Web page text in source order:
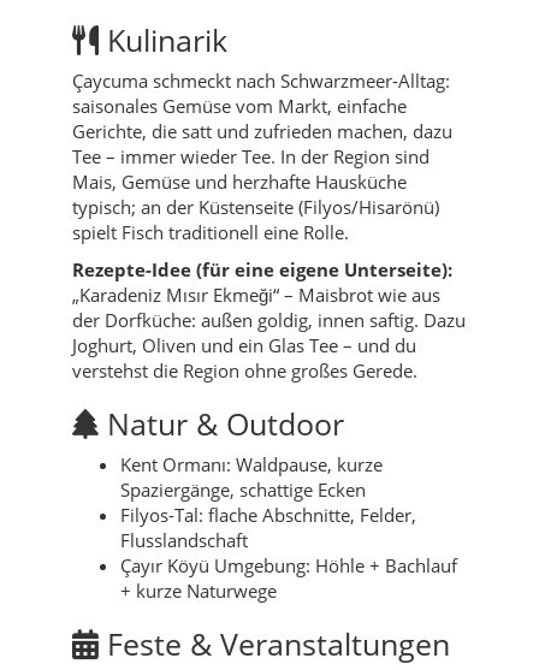
Kulinarik
Çaycuma schmeckt nach Schwarzmeer-Alltag:
saisonales Gemüse vom Markt, einfache
Gerichte, die satt und zufrieden machen, dazu
Tee – immer wieder Tee. In der Region sind
Mais, Gemüse und herzhafte Hausküche
typisch; an der Küstenseite (Filyos/Hisarönü)
spielt Fisch traditionell eine Rolle.
Rezepte-Idee (für eine eigene Unterseite):
„Karadeniz Mısır Ekmeği“ – Maisbrot wie aus
der Dorfküche: außen goldig, innen saftig. Dazu
Joghurt, Oliven und ein Glas Tee – und du
verstehst die Region ohne großes Gerede.
Natur & Outdoor
Kent Ormanı: Waldpause, kurze
Spaziergänge, schattige Ecken
Filyos-Tal: flache Abschnitte, Felder,
Flusslandschaft
Çayır Köyü Umgebung: Höhle + Bachlauf
+ kurze Naturwege
Feste & Veranstaltungen